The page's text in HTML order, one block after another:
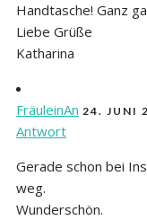
Handtasche! Ganz
Liebe Grüße
Katharina
FräuleinAn 24. JUNI
Antwort
Gerade schon bei
weg.
Wunderschön.